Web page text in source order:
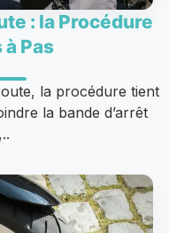
: la Procédure
Pas
la procédure tient
la bande d’arrêt